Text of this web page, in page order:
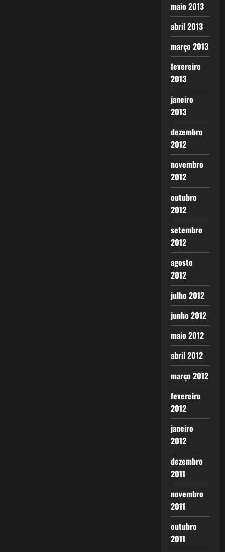
maio 2013
abril 2013
março 2013
fevereiro
2013
janeiro
2013
dezembro
2012
novembro
2012
outubro
2012
setembro
2012
agosto
2012
julho 2012
junho 2012
maio 2012
abril 2012
março 2012
fevereiro
2012
janeiro
2012
dezembro
2011
novembro
2011
outubro
2011